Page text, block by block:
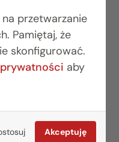
przetwarzanie
Pamiętaj, że
skonfigurować.
aby
Akceptuję